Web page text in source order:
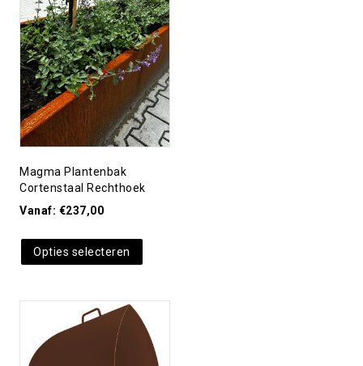
Magma Plantenbak
Cortenstaal Rechthoek
Vanaf: €237,00
Opties selecteren